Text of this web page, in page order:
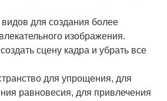
для создания более
изображения.
сцену кадра и убрать все
для упрощения, для
равновесия, для привлечения